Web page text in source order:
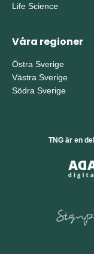
Life Science
Våra regioner
Östra Sverige
Västra Sverige
Södra Sverige
TNG är en